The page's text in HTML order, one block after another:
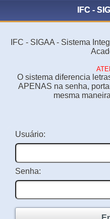
IFC -
IFC - SIGAA - Sistema
O sistema diferencia
APENAS na senha,
mesma
Usuário:
Senha: